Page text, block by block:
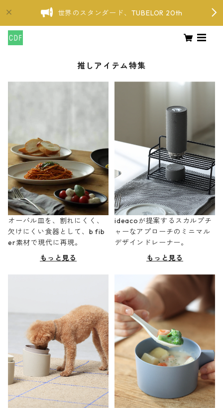
世界のスタンダード、TUBELOR 20th
推しアイテム特集
オーバル皿を、割れにくく、
欠けにくい食器として、b fib
er素材で現代に再現。
もっと見る
ideacoが提案するスカルプチ
ャーなアプローチのミニマル
デザインドレーナー。
もっと見る